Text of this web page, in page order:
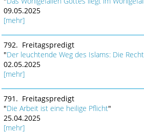
09.05.2025
[mehr]
792. Freitagspredigt
"Der leuchtende Weg des Islams: Die
02.05.2025
[mehr]
791. Freitagspredigt
"Die Arbeit ist eine heilige Pflicht"
25.04.2025
[mehr]